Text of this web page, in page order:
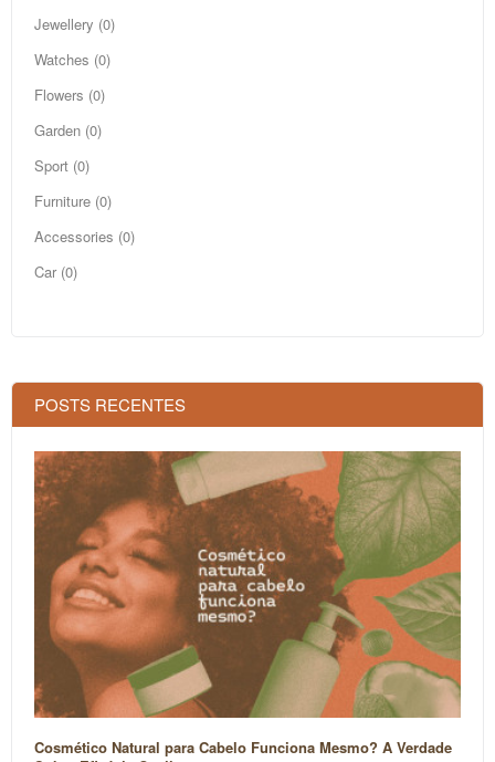
Jewellery (0)
Watches (0)
Flowers (0)
Garden (0)
Sport (0)
Furniture (0)
Accessories (0)
Car (0)
POSTS RECENTES
Cosmético Natural para Cabelo Funciona Mesmo? A Verdade